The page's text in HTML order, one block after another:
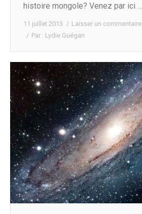
histoire mongole? Venez par ici …
11 juillet 2013 Laisser un commentaire
Par : Lydie Guégan